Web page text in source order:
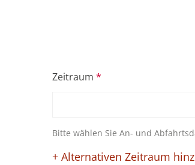
Zeitraum
Bitte wählen Sie An- und
+ Alternativen Zeitraum